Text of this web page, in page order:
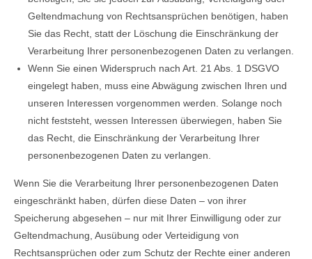
Geltendmachung von Rechtsansprüchen benötigen, haben
Sie das Recht, statt der Löschung die Einschränkung der
Verarbeitung Ihrer personenbezogenen Daten zu verlangen.
Wenn Sie einen Widerspruch nach Art. 21 Abs. 1 DSGVO
eingelegt haben, muss eine Abwägung zwischen Ihren und
unseren Interessen vorgenommen werden. Solange noch
nicht feststeht, wessen Interessen überwiegen, haben Sie
das Recht, die Einschränkung der Verarbeitung Ihrer
personenbezogenen Daten zu verlangen.
Wenn Sie die Verarbeitung Ihrer personenbezogenen Daten
eingeschränkt haben, dürfen diese Daten – von ihrer
Speicherung abgesehen – nur mit Ihrer Einwilligung oder zur
Geltendmachung, Ausübung oder Verteidigung von
Rechtsansprüchen oder zum Schutz der Rechte einer anderen